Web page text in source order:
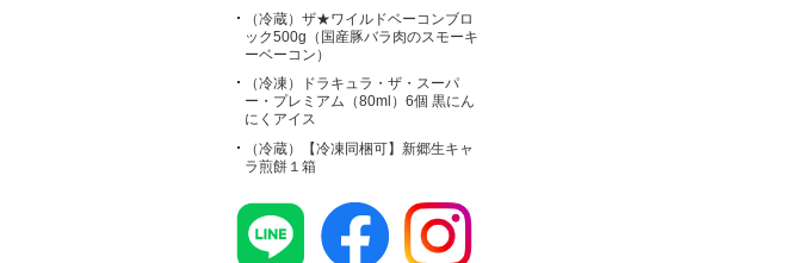
（冷蔵）ザ★ワイルドベーコンブロ
ック500g（国産豚バラ肉のスモーキ
ーベーコン）
（冷凍）ドラキュラ・ザ・スーパ
ー・プレミアム（80ml）6個 黒にん
にくアイス
（冷蔵）【冷凍同梱可】新郷生キャ
ラ煎餅１箱